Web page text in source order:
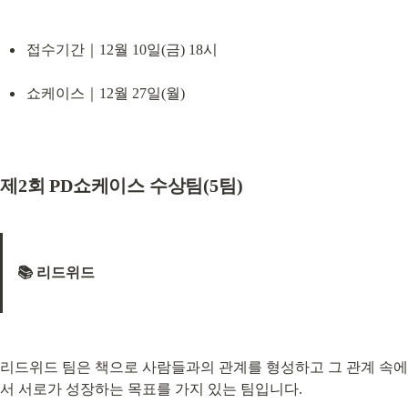
접수기간｜12월 10일(금) 18시
쇼케이스｜12월 27일(월)
제2회 PD쇼케이스 수상팀(5팀)
📚 리드위드
리드위드 팀은 책으로 사람들과의 관계를 형성하고 그 관계 속에
서 서로가 성장하는 목표를 가지 있는 팀입니다.